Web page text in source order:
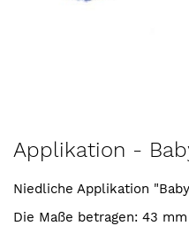
Anfang
Bildergalerie
springen
Applikation -
Niedliche Applikation
Die Maße betragen: 43